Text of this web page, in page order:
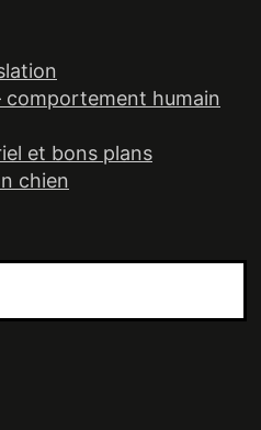
humain
et bons plans
chien